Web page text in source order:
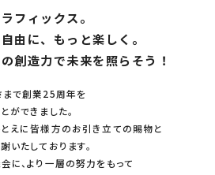
フィックス。
由に、もっと楽しく。
創造力で未来を照らそう！
まで創業25周年を
ができました。
えに皆様方のお引き立ての賜物と
いたしております。
に、より一層の努力をもって